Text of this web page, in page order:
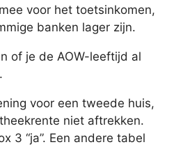
voor het toetsinkomen,
banken lager zijn.
of je de AOW-leeftijd al
voor een tweede huis,
niet aftrekken.
3 “ja”. Een andere tabel